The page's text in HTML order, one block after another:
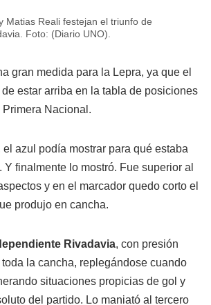
Matias Reali festejan el triunfo de
Foto: (Diario UNO).
gran medida para la Lepra, ya que el
estar arriba en la tabla de posiciones
Nacional.
el azul podía mostrar para qué estaba
finalmente lo mostró. Fue superior al
y en el marcador quedo corto el
produjo en cancha.
Rivadavia, con presión
la cancha, replegándose cuando
situaciones propicias de gol y
del partido. Lo maniató al tercero